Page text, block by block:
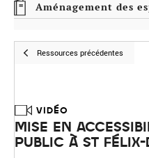
Aménagement des
Ressources précédentes
VIDÉO
MISE EN
PUBLIC À ST FÉLIX-